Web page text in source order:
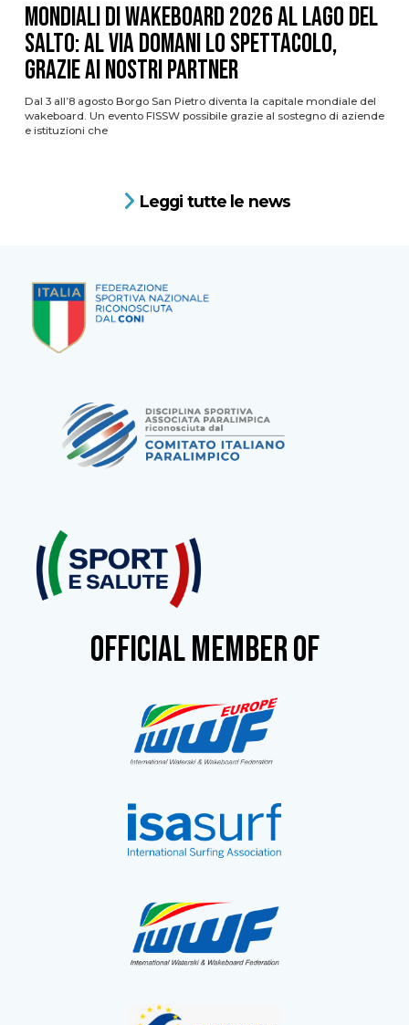
Mondiali di Wakeboard 2026 al Lago del
Salto: al via domani lo spettacolo,
grazie ai nostri Partner
Dal 3 all’8 agosto Borgo San Pietro diventa la capitale mondiale del
wakeboard. Un evento FISSW possibile grazie al sostegno di aziende
e istituzioni che
Leggi tutte le news
OFFICIAL MEMBER OF